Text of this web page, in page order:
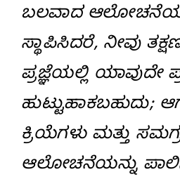
ಬಲವಾದ
ಸ್ಥಾಪಿಸಿದರೆ, ನೀವು
ಪ್ರಜ್ಞೆಯಲ್ಲಿ ಯಾವುದೇ
ಹುಟ್ಟುಹಾಕಬಹುದು;
ಕ್ರಿಯೆಗಳು ಮತ್ತು
ಆಲೋಚನೆಯನ್ನು